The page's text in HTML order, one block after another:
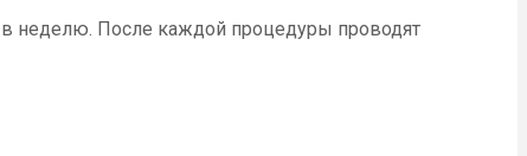
неделю. После каждой процедуры проводят